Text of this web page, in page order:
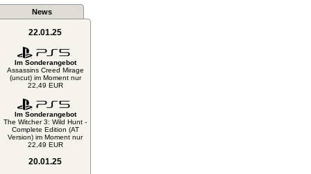
News
22.01.25
Im Sonderangebot
Assassins Creed Mirage
(uncut) im Moment nur
22,49 EUR
Im Sonderangebot
The Witcher 3: Wild Hunt -
Complete Edition (AT
Version) im Moment nur
22,49 EUR
20.01.25